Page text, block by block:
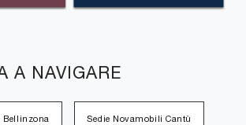
A NAVIGARE
Bellinzona Sedie Novamobili Cantù